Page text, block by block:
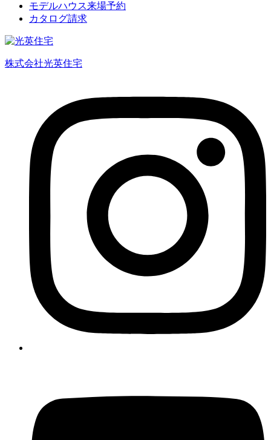
モデルハウス来場予約
カタログ請求
株式会社光英住宅